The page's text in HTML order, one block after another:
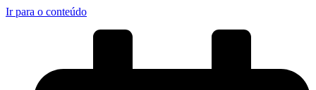
Ir para o conteúdo